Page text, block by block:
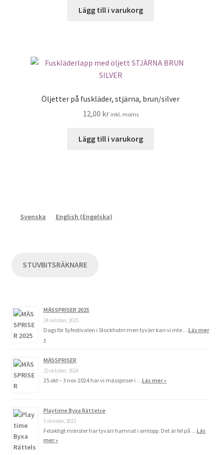
Lägg till i varukorg
Öljetter på fuskläder, stjärna, brun/silver
12,00 kr inkl. moms
Lägg till i varukorg
Svenska English (Engelska)
STUVBITSRÄKNARE
MÄSSPRISER 2025
24 oktober, 2025
Dags för Syfestivalen i Stockholm men tyvärr kan vi inte …Läs mer
»
MÄSSPRISER
25 oktober, 2024
25 okt – 3 nov 2024 har vi mässpriser i …Läs mer »
Playtime Byxa Rättelse
5 oktober, 2023
Felaktigt mönster har tyvärr hamnat i omlopp. Det är fel på …Läs
mer »